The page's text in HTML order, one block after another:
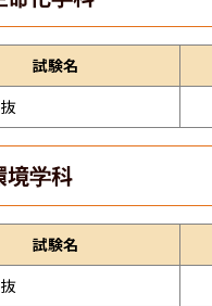
試験名
境学科
試験名